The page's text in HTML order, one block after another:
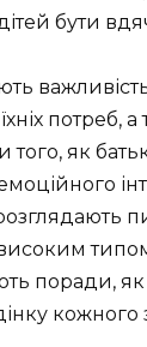
бути
потреб, а
того, як
поради,
кожного